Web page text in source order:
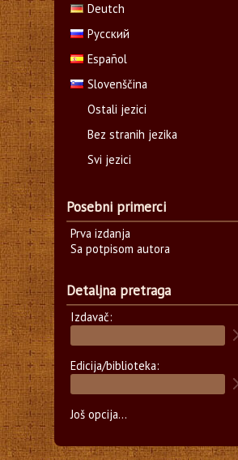
Deutch
Русский
Español
Slovenščina
Ostali jezici
Bez stranih jezika
Svi jezici
Posebni primerci
Prva izdanja
Sa potpisom autora
Detaljna pretraga
Izdavač:
Edicija/biblioteka:
Još opcija...